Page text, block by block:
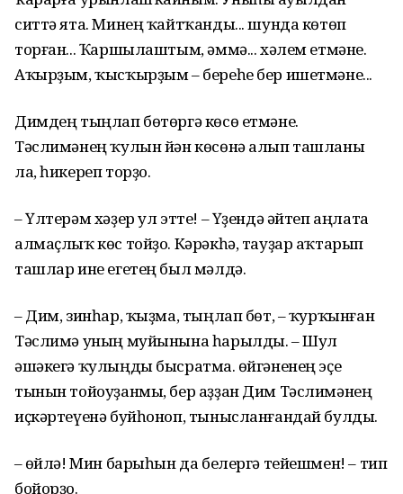
ситтә ята. Минең ҡайтҡанды... шунда көтөп
торған... Ҡаршылаштым, әммә... хәлем етмәне.
Аҡырҙым, ҡысҡырҙым – береһе бер ишетмәне...
Димдең тыңлап бөтөргә көсө етмәне.
Тәслимәнең ҡулын йән көсөнә алып ташланы
ла, һикереп торҙо.
– Үлтерәм хәҙер ул этте! – Үҙендә әйтеп аңлата
алмаҫлыҡ көс тойҙо. Кәрәкһә, тауҙар аҡтарып
ташлар ине егетең был мәлдә.
– Дим, зинһар, ҡыҙма, тыңлап бөт, – ҡурҡынған
Тәслимә уның муйынына һарылды. – Шул
әшәкегә ҡулыңды бысратма. Һөйгәненең эҫе
тынын тойоуҙанмы, бер аҙҙан Дим Тәслимәнең
иҫкәртеүенә буйһоноп, тынысланғандай булды.
– Һөйлә! Мин барыһын да белергә тейешмен! – тип
бойорҙо.